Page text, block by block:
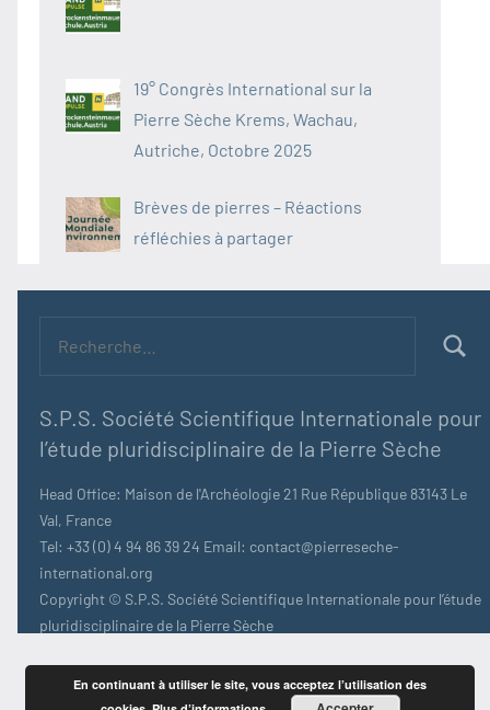
19° Congrès International sur la
Pierre Sèche Krems, Wachau,
Autriche, Octobre 2025
Brèves de pierres – Réactions
réfléchies à partager
pour :
S.P.S. Société Scientifique Internationale pour
l’étude pluridisciplinaire de la Pierre Sèche
Head Office: Maison de l'Archéologie 21 Rue République 83143 Le
Val, France
Tel: +33 (0) 4 94 86 39 24 Email: contact@pierreseche-
international.org
Copyright © S.P.S. Société Scientifique Internationale pour l’étude
pluridisciplinaire de la Pierre Sèche
En continuant à utiliser le site, vous acceptez l’utilisation des